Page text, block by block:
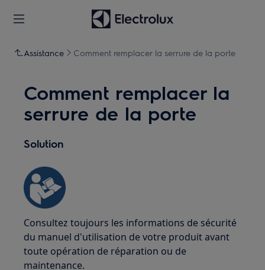
Assistance Comment remplacer la serrure de la porte
Comment remplacer la
serrure de la porte
Solution
Consultez toujours les informations de sécurité
du manuel d'utilisation de votre produit avant
toute opération de réparation ou de
maintenance.